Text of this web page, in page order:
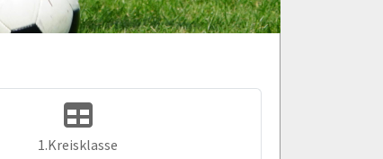
1.Kreisklasse